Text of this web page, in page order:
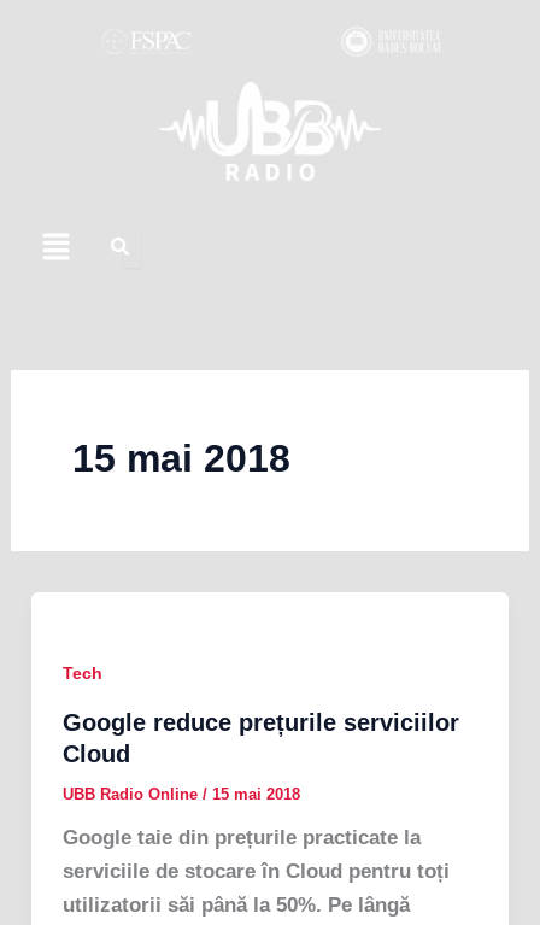
Menu
15 mai 2018
Tech
Google reduce prețurile serviciilor
Cloud
UBB Radio Online / 15 mai 2018
Google taie din prețurile practicate la
serviciile de stocare în Cloud pentru toți
utilizatorii săi până la 50%. Pe lângă